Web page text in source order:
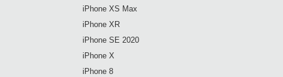
iPhone XS Max
iPhone XR
iPhone SE 2020
iPhone X
iPhone 8